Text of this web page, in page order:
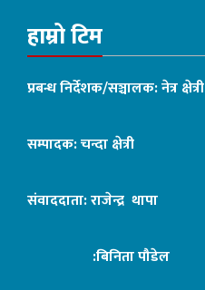
हाम्रो टिम
प्रबन्ध निर्देशक/सञ्चालक: नेत्र क्षेत्री
सम्पादक: चन्दा क्षेत्री
संवाददाता: राजेन्द्र थापा
:बिनिता पौडेल